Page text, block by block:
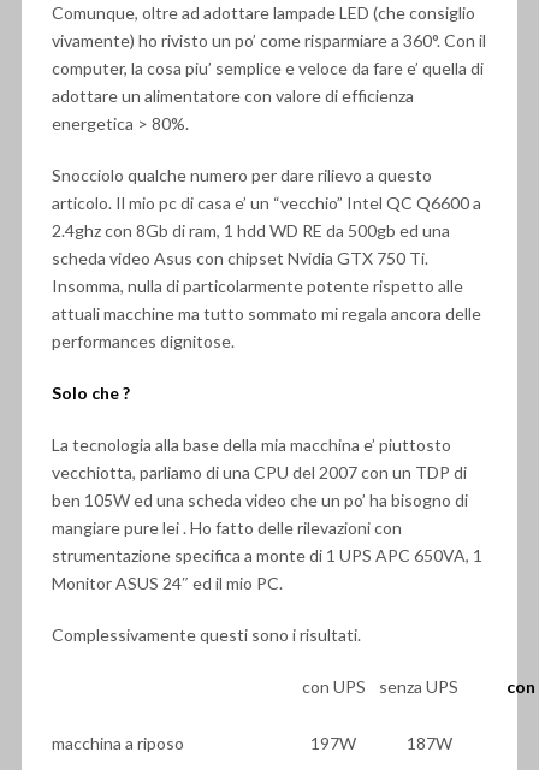
Comunque, oltre ad adottare lampade LED (che consiglio
vivamente) ho rivisto un po’ come risparmiare a 360°. Con il
computer, la cosa piu’ semplice e veloce da fare e’ quella di
adottare un alimentatore con valore di efficienza
energetica > 80%.
Snocciolo qualche numero per dare rilievo a questo
articolo. Il mio pc di casa e’ un “vecchio” Intel QC Q6600 a
2.4ghz con 8Gb di ram, 1 hdd WD RE da 500gb ed una
scheda video Asus con chipset Nvidia GTX 750 Ti.
Insomma, nulla di particolarmente potente rispetto alle
attuali macchine ma tutto sommato mi regala ancora delle
performances dignitose.
Solo che ?
La tecnologia alla base della mia macchina e’ piuttosto
vecchiotta, parliamo di una CPU del 2007 con un TDP di
ben 105W ed una scheda video che un po’ ha bisogno di
mangiare pure lei . Ho fatto delle rilevazioni con
strumentazione specifica a monte di 1 UPS APC 650VA, 1
Monitor ASUS 24″ ed il mio PC.
Complessivamente questi sono i risultati.
con UPS senza UPS con
macchina a riposo 197W 187W